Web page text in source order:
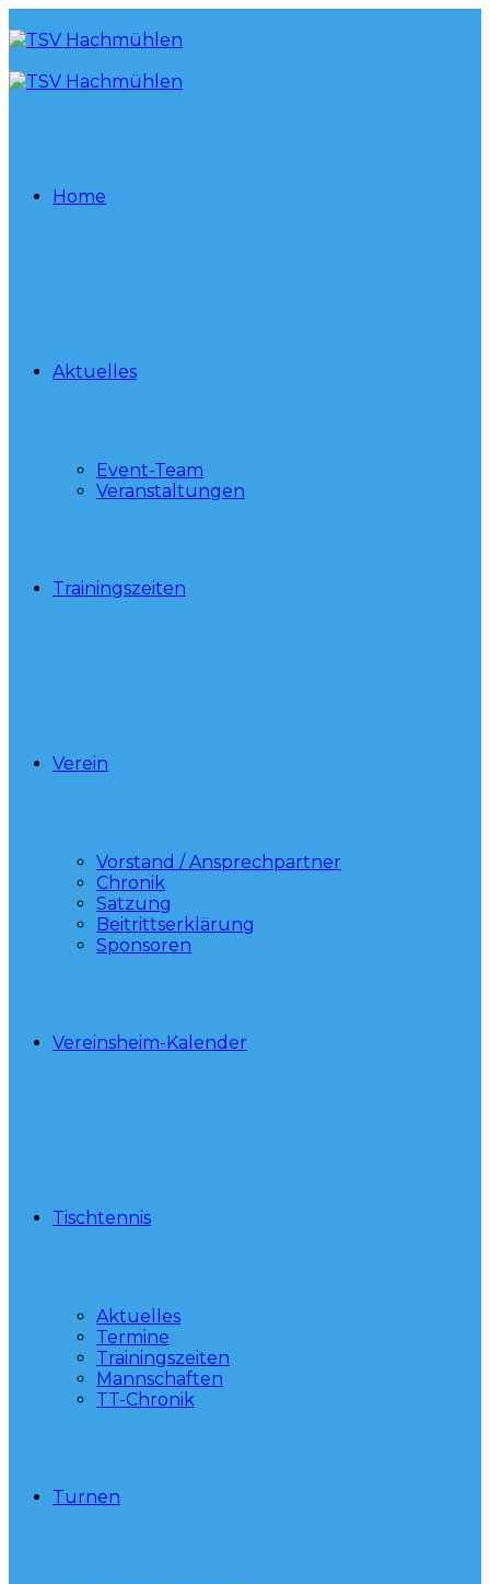
Home
Aktuelles
Event-Team
Veranstaltungen
Trainingszeiten
Verein
Vorstand / Ansprechpartner
Chronik
Satzung
Beitrittserklärung
Sponsoren
Vereinsheim-Kalender
Tischtennis
Aktuelles
Termine
Trainingszeiten
Mannschaften
TT-Chronik
Turnen